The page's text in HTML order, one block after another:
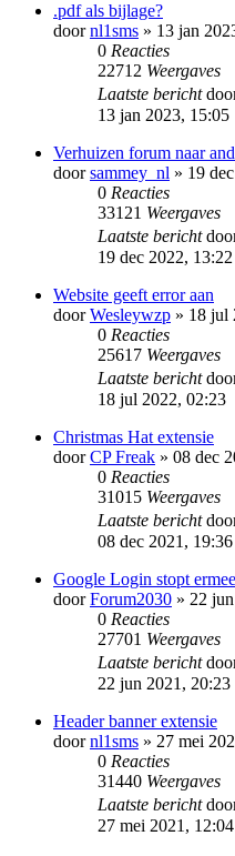
.pdf als bijlage?
doornl1sms » 13 jan
0 Reacties
22712 Weergaves
Laatste bericht
13 jan 2023, 15:05
Verhuizen forum naar
doorsammey_nl » 19
0 Reacties
33121 Weergaves
Laatste bericht
19 dec 2022, 13:22
Website geeft error aan
doorWesleywzp » 18 jul
0 Reacties
25617 Weergaves
Laatste bericht
18 jul 2022, 02:23
Christmas Hat extensie
doorCP Freak » 08 dec
0 Reacties
31015 Weergaves
Laatste bericht
08 dec 2021, 19:36
Google Login stopt ermee
doorForum2030 » 22
0 Reacties
27701 Weergaves
Laatste bericht
22 jun 2021, 20:23
Header banner extensie
doornl1sms » 27 mei
0 Reacties
31440 Weergaves
Laatste bericht
27 mei 2021, 12:04